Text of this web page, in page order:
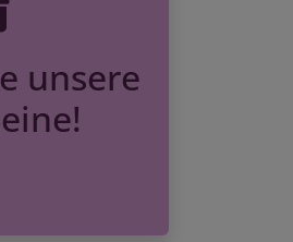
unsere